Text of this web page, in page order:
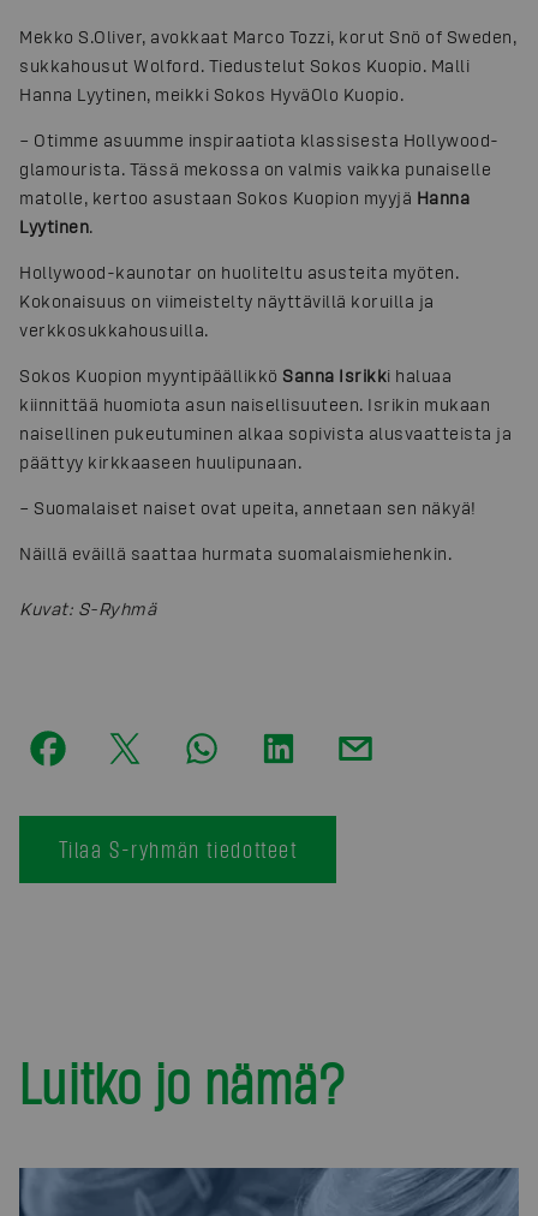
Mekko S.Oliver, avokkaat Marco Tozzi, korut Snö of Sweden,
sukkahousut Wolford. Tiedustelut Sokos Kuopio. Malli
Hanna Lyytinen, meikki Sokos HyväOlo Kuopio.
– Otimme asuumme inspiraatiota klassisesta Hollywood-
glamourista. Tässä mekossa on valmis vaikka punaiselle
matolle, kertoo asustaan Sokos Kuopion myyjä Hanna
Lyytinen.
Hollywood-kaunotar on huoliteltu asusteita myöten.
Kokonaisuus on viimeistelty näyttävillä koruilla ja
verkkosukkahousuilla.
Sokos Kuopion myyntipäällikkö Sanna Isrikki haluaa
kiinnittää huomiota asun naisellisuuteen. Isrikin mukaan
naisellinen pukeutuminen alkaa sopivista alusvaatteista ja
päättyy kirkkaaseen huulipunaan.
– Suomalaiset naiset ovat upeita, annetaan sen näkyä!
Näillä eväillä saattaa hurmata suomalaismiehenkin.
Kuvat: S-Ryhmä
Tilaa S-ryhmän tiedotteet
Luitko jo nämä?